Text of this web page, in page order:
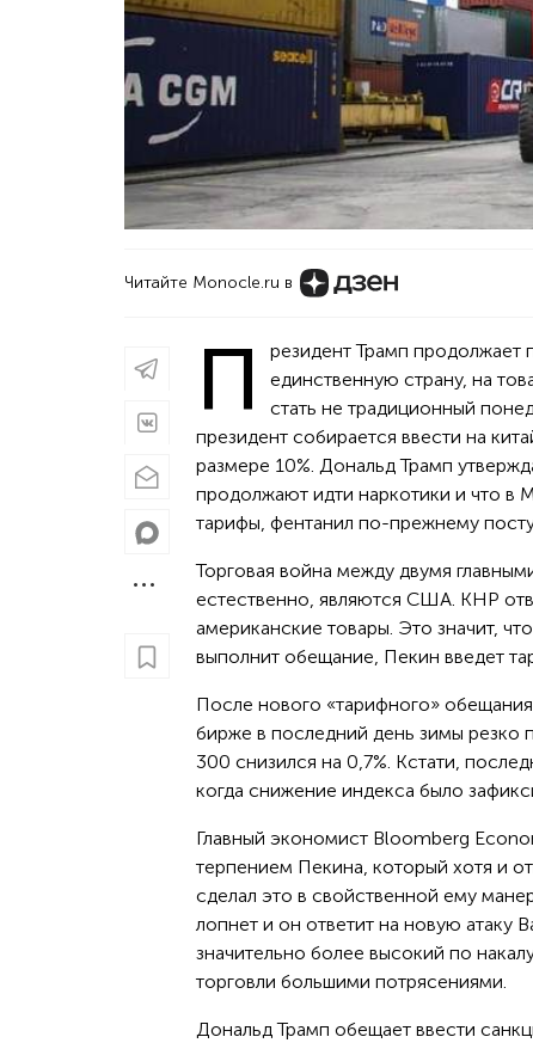
Читайте Monocle.ru в
П
резидент Трамп продолжает
единственную страну, на
стать не традиционный
президент собирается ввести на
размере 10%. Дональд Трамп
продолжают идти наркотики и что в
тарифы, фентанил по-прежнему
Торговая война между двумя
естественно, являются США. КНР
американские товары. Это значит,
выполнит обещание, Пекин введет
После нового «тарифного»
бирже в последний день зимы резко
300 снизился на 0,7%. Кстати,
когда снижение индекса было
Главный экономист Bloomberg
терпением Пекина, который хотя и
сделал это в свойственной ему
лопнет и он ответит на новую атаку
значительно более высокий по
торговли большими потрясениями.
Дональд Трамп обещает ввести